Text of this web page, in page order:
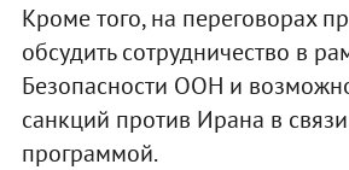
Кроме того, на переговорах
обсудить сотрудничество в
Безопасности ООН и
санкций против Ирана в
программой.